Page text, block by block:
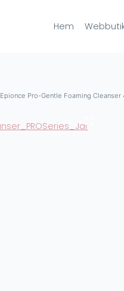
Hem
Epionce Pro-Gentle Foaming Cleanser